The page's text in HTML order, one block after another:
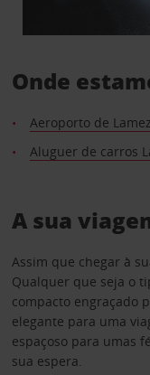
Onde
Aeroporto de
Aluguer de carros
A sua
Assim que chegar à
Qualquer que seja o
compacto engraçado
elegante para uma
espaçoso para umas
sua espera.